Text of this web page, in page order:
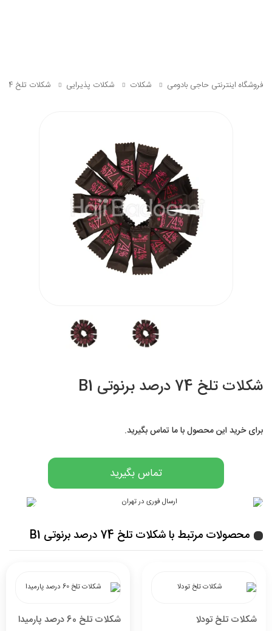
فروشگاه اینترنتی حاجی بادومی شکلات شکلات پذیرایی شکلات تلخ 74 درصد برنوتی B1
شکلات تلخ 74 درصد برنوتی B1
برای خرید این محصول با ما تماس بگیرید.
تماس بگیرید
محصولات مرتبط با شکلات تلخ 74 درصد برنوتی B1
شکلات تلخ تودلا شکلات تلخ 60 درصد پارمیدا